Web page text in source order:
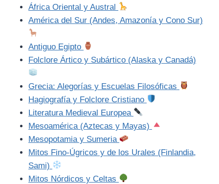
África Oriental y Austral
América del Sur (Andes, Amazonía y Cono Sur)
Antiguo Egipto
Folclore Ártico y Subártico (Alaska y Canadá)
Grecia: Alegorías y Escuelas Filosóficas
Hagiografía y Folclore Cristiano
Literatura Medieval Europea
Mesoamérica (Aztecas y Mayas)
Mesopotamia y Sumeria
Mitos Fino-Úgricos y de los Urales (Finlandia,
Sami)
Mitos Nórdicos y Celtas